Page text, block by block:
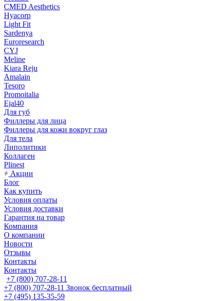
CMED Aesthetics
Hyacorp
Light Fit
Sardenya
Euroresearch
CYJ
Meline
Kiara Reju
Amalain
Tesoro
Promoitalia
Ejal40
Для губ
Филлеры для лица
Филлеры для кожи вокруг глаз
Для тела
Липолитики
Коллаген
Plinest
Акции
Блог
Как купить
Условия оплаты
Условия доставки
Гарантия на товар
Компания
О компании
Новости
Отзывы
Контакты
Контакты
+7 (800) 707-28-11
+7 (800) 707-28-11 Звонок бесплатный
+7 (495) 135-35-59